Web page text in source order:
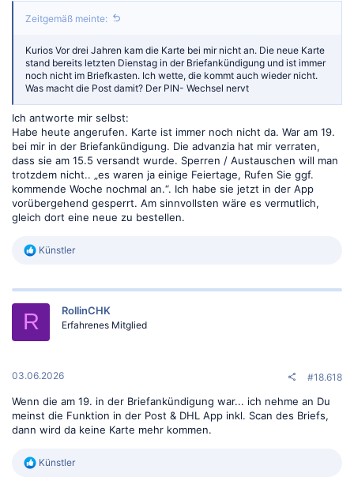
Zeitgemäß meinte:
Kurios Vor drei Jahren kam die Karte bei mir nicht an. Die neue Karte
stand bereits letzten Dienstag in der Briefankündigung und ist immer
noch nicht im Briefkasten. Ich wette, die kommt auch wieder nicht.
Was macht die Post damit? Der PIN- Wechsel nervt
Ich antworte mir selbst:
Habe heute angerufen. Karte ist immer noch nicht da. War am 19.
bei mir in der Briefankündigung. Die advanzia hat mir verraten,
dass sie am 15.5 versandt wurde. Sperren / Austauschen will man
trotzdem nicht.. „es waren ja einige Feiertage, Rufen Sie ggf.
kommende Woche nochmal an.“. Ich habe sie jetzt in der App
vorübergehend gesperrt. Am sinnvollsten wäre es vermutlich,
gleich dort eine neue zu bestellen.
R
k
:
Künstler
R RollinCHK
Erfahrenes Mitglied
03.06.2026 #18.618
Wenn die am 19. in der Briefankündigung war... ich nehme an Du
meinst die Funktion in der Post & DHL App inkl. Scan des Briefs,
dann wird da keine Karte mehr kommen.
R
Künstler